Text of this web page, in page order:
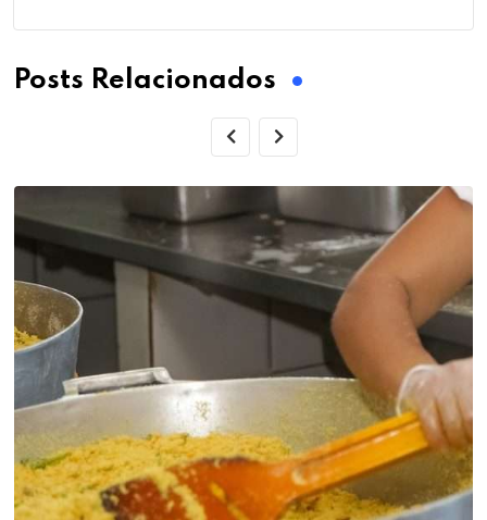
Posts Relacionados